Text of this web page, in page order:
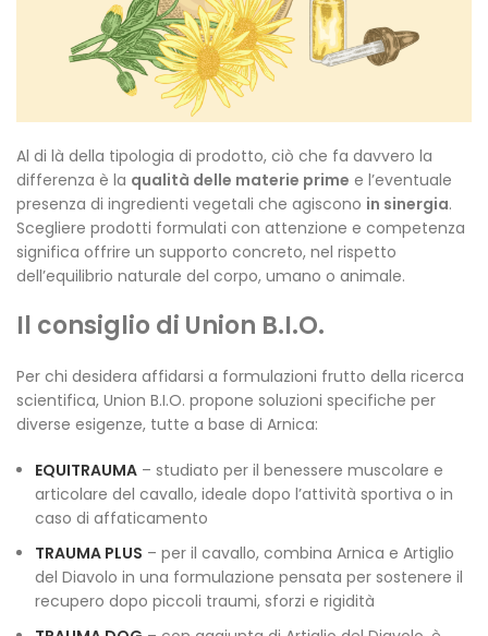
Al di là della tipologia di prodotto, ciò che fa davvero la
differenza è la qualità delle materie prime e l’eventuale
presenza di ingredienti vegetali che agiscono in sinergia.
Scegliere prodotti formulati con attenzione e competenza
significa offrire un supporto concreto, nel rispetto
dell’equilibrio naturale del corpo, umano o animale.
Il consiglio di Union B.I.O.
Per chi desidera affidarsi a formulazioni frutto della ricerca
scientifica, Union B.I.O. propone soluzioni specifiche per
diverse esigenze, tutte a base di Arnica:
EQUITRAUMA – studiato per il benessere muscolare e
articolare del cavallo, ideale dopo l’attività sportiva o in
caso di affaticamento
TRAUMA PLUS – per il cavallo, combina Arnica e Artiglio
del Diavolo in una formulazione pensata per sostenere il
recupero dopo piccoli traumi, sforzi e rigidità